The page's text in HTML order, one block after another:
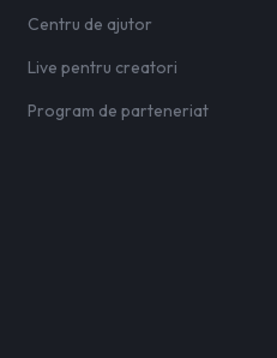
Centru de ajutor
Live pentru creatori
Program de parteneriat